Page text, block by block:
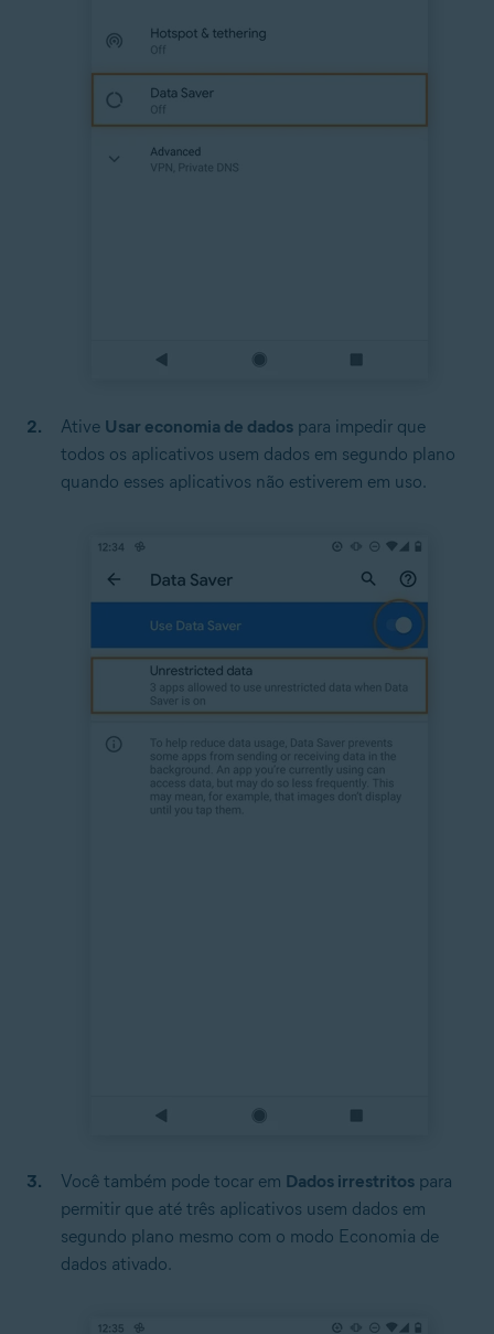
Ative Usar economia de dados para impedir que
todos os aplicativos usem dados em segundo plano
quando esses aplicativos não estiverem em uso.
Você também pode tocar em Dados irrestritos para
permitir que até três aplicativos usem dados em
segundo plano mesmo com o modo Economia de
dados ativado.